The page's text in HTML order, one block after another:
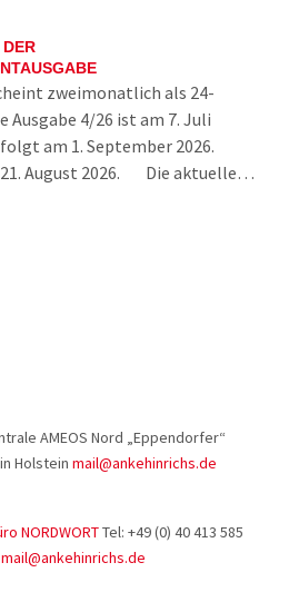
DER
zweimonatlich als 24-
Ausgabe 4/26 ist am 7. Juli
am 1. September 2026.
21. August 2026. Die aktuelle…
AMEOS Nord „Eppendorfer“
Holstein mail@ankehinrichs.de
NORDWORTTel: +49 (0) 40 413 585
mail@ankehinrichs.de